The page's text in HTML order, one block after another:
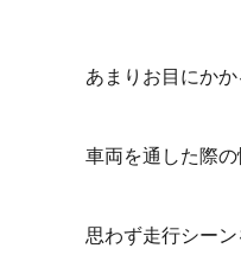
あまりお目にか
車両を通した際の
思わず走行シー